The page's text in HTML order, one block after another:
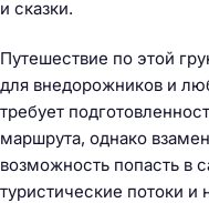
и сказки.
Путешествие по этой
для внедорожников и
требует
маршрута, однако
возможность попасть в
туристические потоки